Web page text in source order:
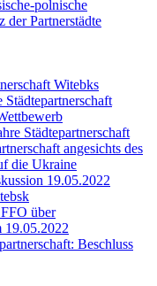
polnische
der Partnerstädte
Witebks
Städtepartnerschaft
angesichts des
die Ukraine
19.05.2022
über
19.05.2022
Beschluss